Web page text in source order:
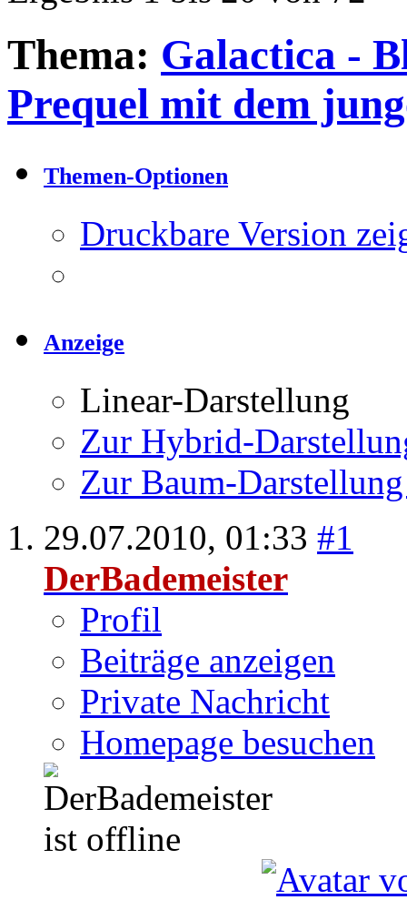
Thema: Galactica -
Prequel mit dem
Themen-Optionen
Druckbare Version
Anzeige
Linear-Darstellung
Zur Hybrid-
Zur Baum-
29.07.2010, 01:33 #1
DerBademeister
Profil
Beiträge anzeigen
Private Nachricht
Homepage besuchen